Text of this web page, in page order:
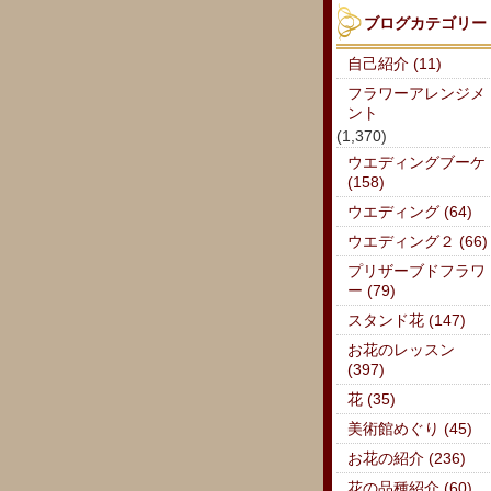
ブログカテゴリー
自己紹介 (11)
フラワーアレンジメ
ント
(1,370)
ウエディングブーケ
(158)
ウエディング (64)
ウエディング２ (66)
プリザーブドフラワ
ー (79)
スタンド花 (147)
お花のレッスン
(397)
花 (35)
美術館めぐり (45)
お花の紹介 (236)